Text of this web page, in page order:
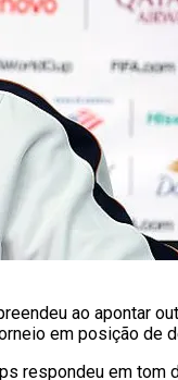
ao apontar
em posição de
respondeu em tom